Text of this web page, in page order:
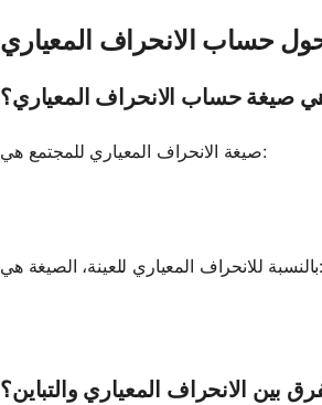
حول حساب الانحراف المعياري
صيغة حساب الانحراف المعياري؟
صيغة الانحراف المعياري للمجتمع هي:
بالنسبة للانحراف المعياري للعينة، الصيغة هي:
بين الانحراف المعياري والتباين؟